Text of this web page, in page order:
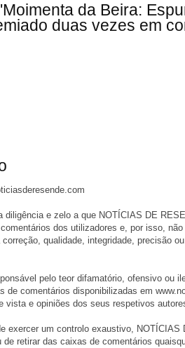
da Beira:
duas vezes em
diligência e zelo a que NOTÍCIAS DE
dos utilizadores e, por isso,
qualidade, integridade, precisão
pelo teor difamatório, ofensivo ou
de comentários disponibilizadas em
vista e opiniões dos seus respetivos
exercer um controlo exaustivo, NOTÍCIAS
retirar das caixas de comentários